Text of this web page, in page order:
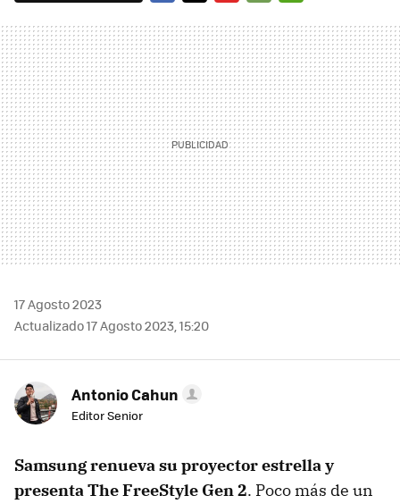
MAIL
17 Agosto 2023
Actualizado 17 Agosto 2023, 15:20
Antonio Cahun
Editor Senior
Samsung renueva su proyector estrella y
presenta The FreeStyle Gen 2. Poco más de un